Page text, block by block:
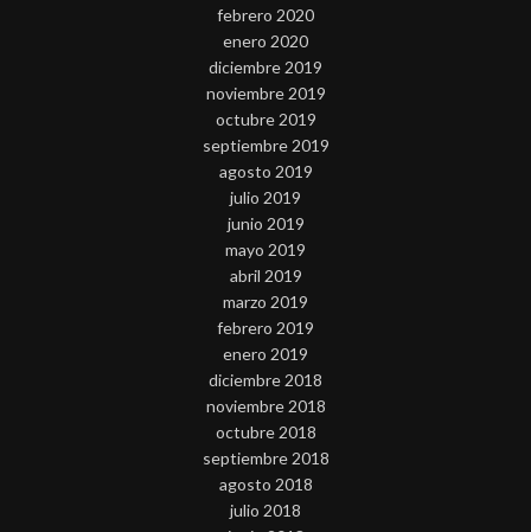
febrero 2020
enero 2020
diciembre 2019
noviembre 2019
octubre 2019
septiembre 2019
agosto 2019
julio 2019
junio 2019
mayo 2019
abril 2019
marzo 2019
febrero 2019
enero 2019
diciembre 2018
noviembre 2018
octubre 2018
septiembre 2018
agosto 2018
julio 2018